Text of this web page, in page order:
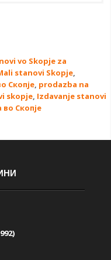
vo Skopje za
stanovi Skopje,
Скопје, prodazba na
skopje, Izdavanje stanovi
Скопје